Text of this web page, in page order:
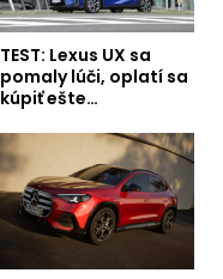
TEST: Lexus UX sa
pomaly lúči, oplatí sa
kúpiť ešte…